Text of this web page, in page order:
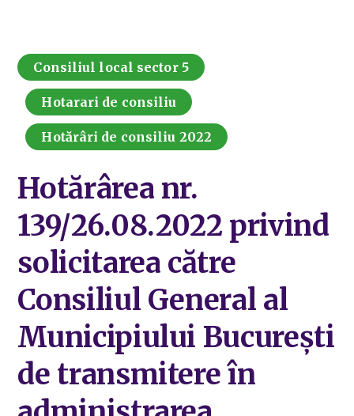
Consiliul local sector 5
Hotarari de consiliu
Hotărâri de consiliu 2022
Hotărârea nr.
139/26.08.2022 privind
solicitarea către
Consiliul General al
Municipiului București
de transmitere în